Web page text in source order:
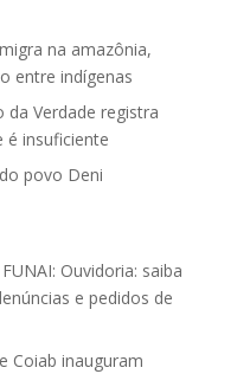
na amazônia,
entre indígenas
da Verdade registra
é insuficiente
povo Deni
FUNAI: Ouvidoria: saiba
e pedidos de
Coiab inauguram